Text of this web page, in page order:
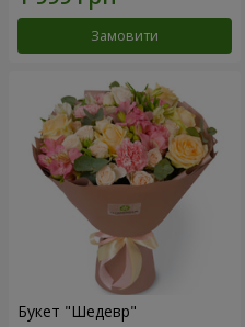
Замовити
Букет "Шедевр"